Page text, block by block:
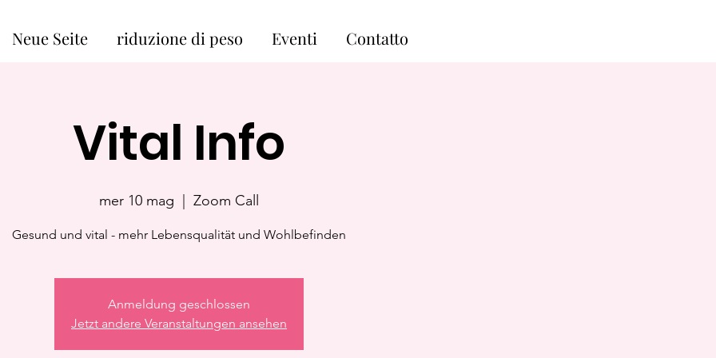
Neue Seite riduzione di peso Eventi Contatto
Vital Info
mer 10 mag Zoom Call
Gesund und vital - mehr Lebensqualität und Wohlbefinden
Anmeldung geschlossen
Jetzt andere Veranstaltungen ansehen